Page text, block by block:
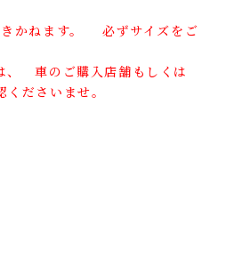
かねます。 必ずサイズをご
、 車のご購入店舗もしくは
ださいませ。